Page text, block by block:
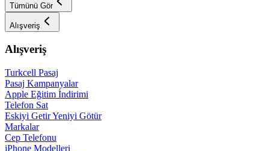
Tümünü Gör
Alışveriş
Alışveriş
Turkcell Pasaj
Pasaj Kampanyalar
Apple Eğitim İndirimi
Telefon Sat
Eskiyi Getir Yeniyi Götür
Markalar
Cep Telefonu
iPhone Modelleri